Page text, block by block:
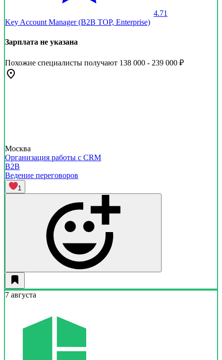
4.71
Key Account Manager (B2B TOP, Enterprise)
Зарплата не указана
Похожие специалисты получают 138 000 - 239 000 ₽
Москва
Организация работы с CRM
B2B
Ведение переговоров
1
7 августа